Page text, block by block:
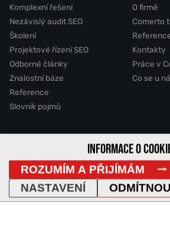
Komplexní řešení
Nezávislý audit SEO
Školení
Projektové řízení SEO
Odborné články
Znalostní báze
Reference
Slovník pojmů
O firmě
Comerto
Kontakty
Práce v
Co se u
2011 - 2026 © Comerto, s.r.o.
Mapa stránek GDPR Cookies
IP Adresa
INFORMACE O
ROZUMÍM A PŘIJÍMÁM
NASTAVENÍ